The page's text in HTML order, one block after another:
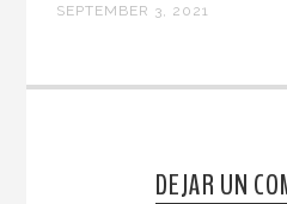
SEPTEMBER 3, 2021
DEJAR UN